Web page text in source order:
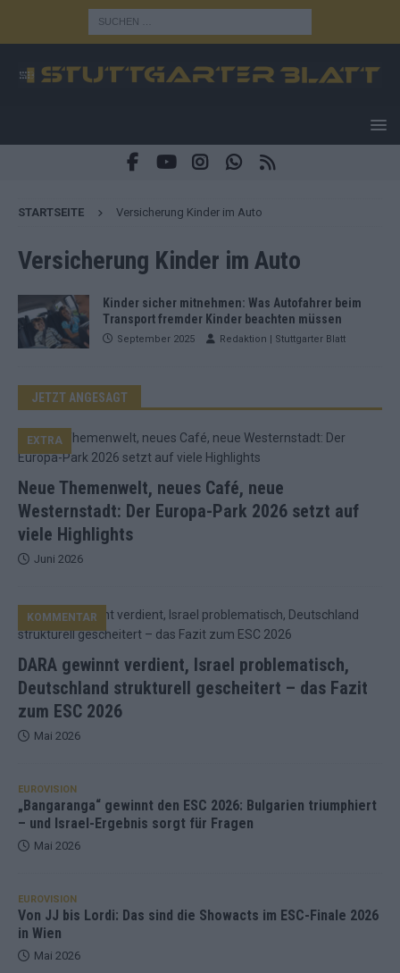
STARTSEITE Versicherung Kinder im Auto
Versicherung Kinder im Auto
Kinder sicher mitnehmen: Was Autofahrer beim
Transport fremder Kinder beachten müssen
September 2025 Redaktion | Stuttgarter Blatt
JETZT ANGESAGT
Neue Themenwelt, neues Café, neue
Westernstadt: Der Europa-Park 2026 setzt auf
viele Highlights
EXTRA
Juni 2026
DARA gewinnt verdient, Israel problematisch,
Deutschland strukturell gescheitert – das Fazit
zum ESC 2026
KOMMENTAR
Mai 2026
EUROVISION
„Bangaranga“ gewinnt den ESC 2026: Bulgarien triumphiert
– und Israel-Ergebnis sorgt für Fragen
Mai 2026
EUROVISION
Von JJ bis Lordi: Das sind die Showacts im ESC-Finale 2026
in Wien
Mai 2026